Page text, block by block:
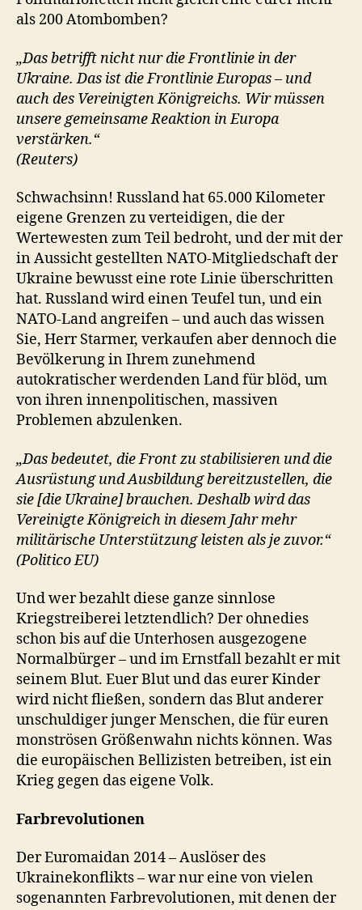
als 200 Atombomben?
„Das betrifft nicht nur die Frontlinie in der
Ukraine. Das ist die Frontlinie Europas – und
auch des Vereinigten Königreichs. Wir müssen
unsere gemeinsame Reaktion in Europa
verstärken.“
(Reuters)
Schwachsinn! Russland hat 65.000 Kilometer
eigene Grenzen zu verteidigen, die der
Wertewesten zum Teil bedroht, und der mit der
in Aussicht gestellten NATO-Mitgliedschaft der
Ukraine bewusst eine rote Linie überschritten
hat. Russland wird einen Teufel tun, und ein
NATO-Land angreifen – und auch das wissen
Sie, Herr Starmer, verkaufen aber dennoch die
Bevölkerung in Ihrem zunehmend
autokratischer werdenden Land für blöd, um
von ihren innenpolitischen, massiven
Problemen abzulenken.
„Das bedeutet, die Front zu stabilisieren und die
Ausrüstung und Ausbildung bereitzustellen, die
sie [die Ukraine] brauchen. Deshalb wird das
Vereinigte Königreich in diesem Jahr mehr
militärische Unterstützung leisten als je zuvor.“
(Politico EU)
Und wer bezahlt diese ganze sinnlose
Kriegstreiberei letztendlich? Der ohnedies
schon bis auf die Unterhosen ausgezogene
Normalbürger – und im Ernstfall bezahlt er mit
seinem Blut. Euer Blut und das eurer Kinder
wird nicht fließen, sondern das Blut anderer
unschuldiger junger Menschen, die für euren
monströsen Größenwahn nichts können. Was
die europäischen Bellizisten betreiben, ist ein
Krieg gegen das eigene Volk.
Farbrevolutionen
Der Euromaidan 2014 – Auslöser des
Ukrainekonflikts – war nur eine von vielen
sogenannten Farbrevolutionen, mit denen der